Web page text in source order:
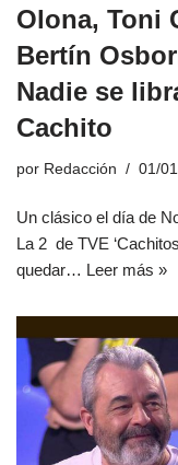
Olona, Toni
Bertín
Nadie se
Cachito
por Redacción 01/
Un clásico el día de
La 2 de TVE
quedar… Leer más »